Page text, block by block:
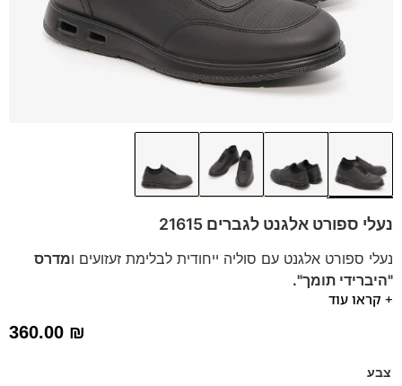
נעלי ספורט אלגנט לגברים 21615
נעלי ספורט אלגנט עם סוליה ייחודית לבלימת זעזועים ומדרס
"היברידי תומך".
נעליים ספורט אלגנט בעיצוב אוקספורד
בטכנולוגיה חדשה אייר באג
+ קראו עוד
360.00 ₪
צבע